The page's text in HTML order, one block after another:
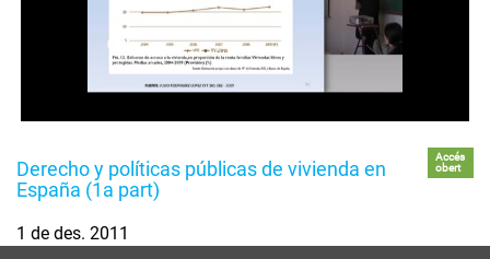
Derecho y políticas públicas de vivienda en
España (1a part)
Accés
obert
1 de des. 2011